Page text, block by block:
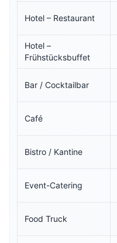
Hotel – Restaurant
Hotel –
Frühstücksbuffet
Bar / Cocktailbar
Café
Bistro / Kantine
Event-Catering
Food Truck